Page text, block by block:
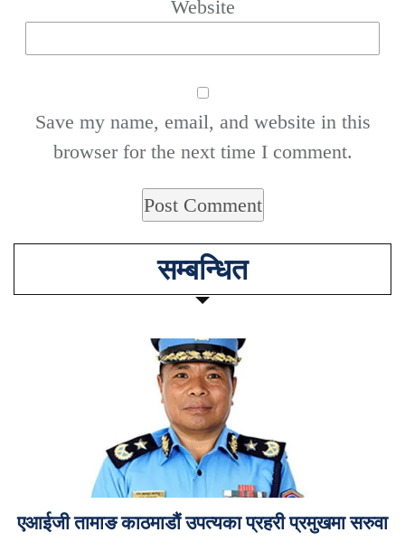
Website
Save my name, email, and website in this
browser for the next time I comment.
सम्बन्धित
एआईजी तामाङ काठमाडौं उपत्यका प्रहरी प्रमुखमा सरुवा